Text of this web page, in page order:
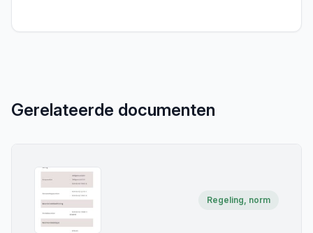
Gerelateerde documenten
Regeling, norm